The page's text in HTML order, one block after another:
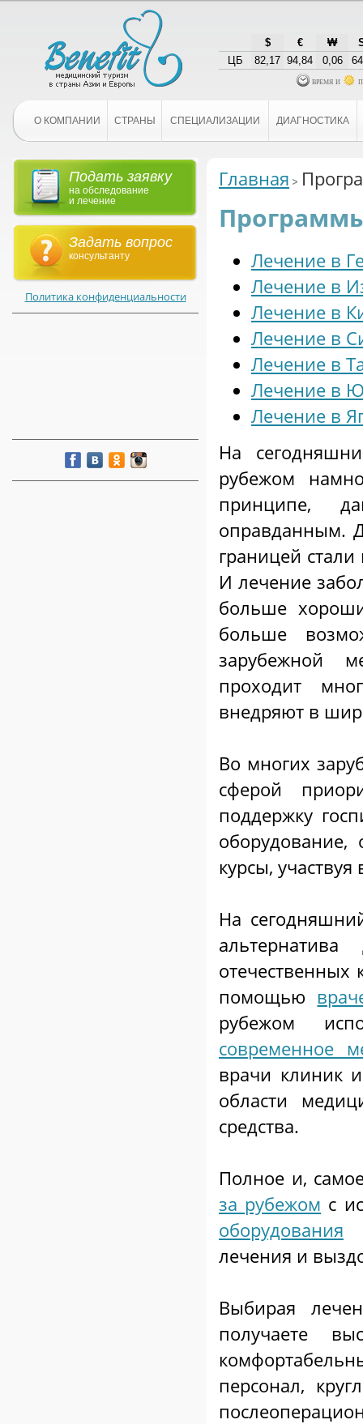
$ € ₩
ЦБ
82,17 94,84 0,06
время и
О КОМПАНИИ СТРАНЫ СПЕЦИАЛИЗАЦИИ ДИАГНОСТИКА
Подать заявку
на обследование
и лечение
Задать вопрос
консультанту
Политика конфиденциальности
Главная
Лечение в
Лечение в
Лечение в
Лечение в
Лечение в
Лечение в
Лечение в
На
рубежом
принципе,
оправданным.
границей
И лечение
больше
больше
зарубежной
проходит
внедряют в
Во многих
сферой
поддержку
оборудование,
курсы,
На
отечественных
помощью
рубежом
современное
врачи клиник
области
средства.
Полное и,
за рубежом с
оборудования
лечения и
Выбирая
получаете
персонал,